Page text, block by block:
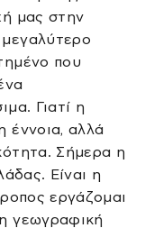
μας στην
που
Γιατί η
έννοια, αλλά
Σήμερα η
Είναι η
εργάζομαι
γεωγραφική